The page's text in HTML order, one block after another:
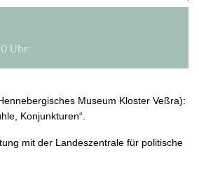
Uhr
Museum Kloster Veßra):
Konjunkturen“.
mit der Landeszentrale für politische